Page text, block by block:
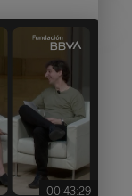
00:43:29